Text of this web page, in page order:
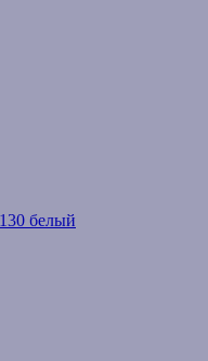
белый